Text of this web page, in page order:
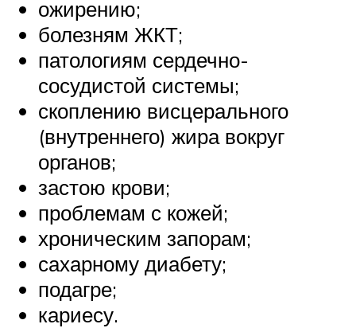
ожирению;
болезням ЖКТ;
патологиям сердечно-
сосудистой системы;
скоплению висцерального
(внутреннего) жира вокруг
органов;
застою крови;
проблемам с кожей;
хроническим запорам;
сахарному диабету;
подагре;
кариесу.